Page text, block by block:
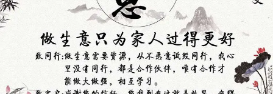
实体门店如何做网络推广吸引客户，实体店网络营销技巧... 更多 >